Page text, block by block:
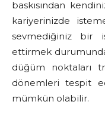
baskısından
kariyerinizde
sevmediğiniz bir
ettirmek
düğüm noktaları
dönemleri tespit
mümkün olabilir.